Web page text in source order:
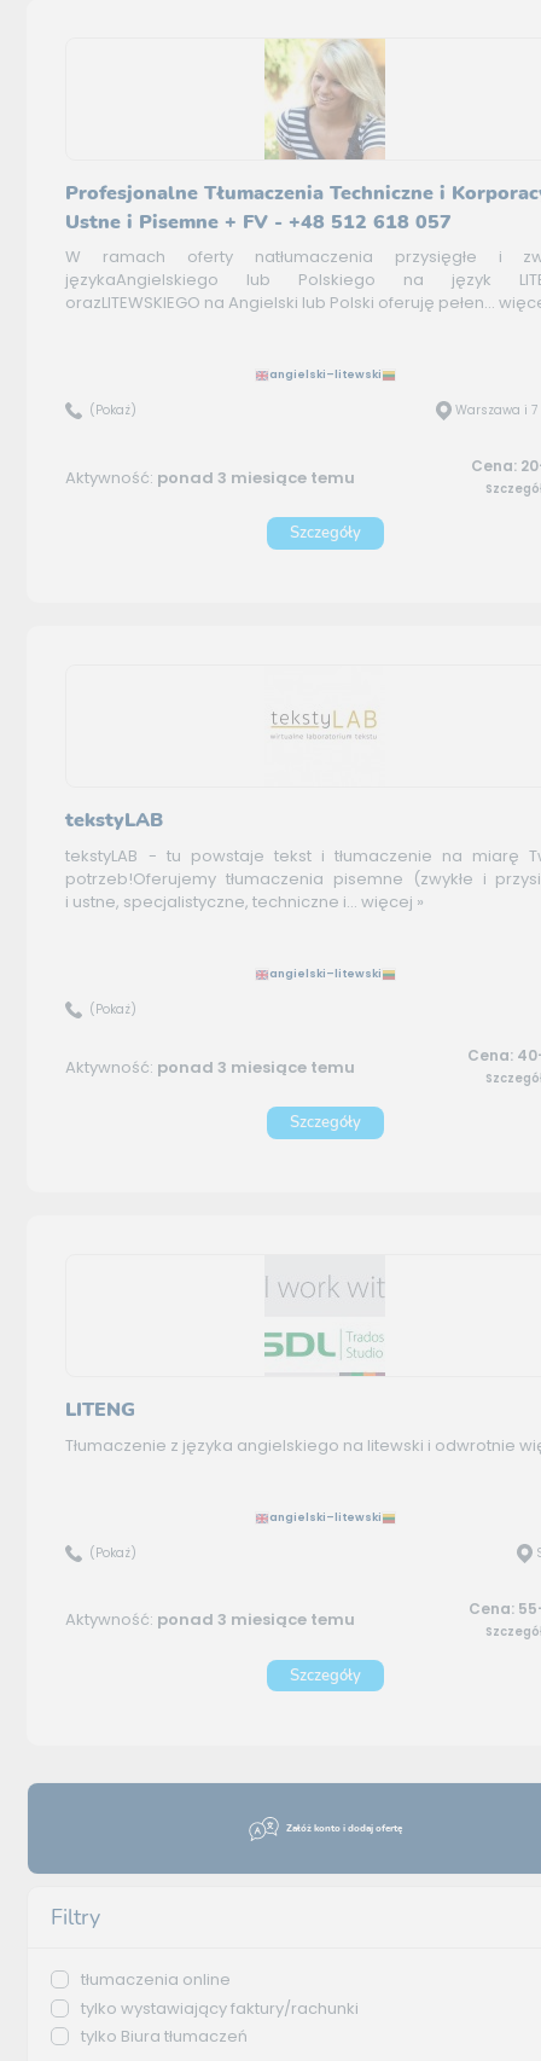
Załóż konto i dodaj ofertę
Filtry
tłumaczenia online
tylko wystawiający faktury/rachunki
tylko Biura tłumaczeń
Profesjonalne Tłumaczenia Techniczne i
Ustne i Pisemne + FV - +48 512 618 057
W ramach oferty natłumaczenia przysięgłe i
językaAngielskiego lub Polskiego na język
orazLITEWSKIEGO na Angielski lub Polski oferuję pełen...
angielski–litewski
(Pokaż) Warszawa i
Aktywność: ponad 3 miesiące temu Cena:
Szczegóły
tekstyLAB
tekstyLAB - tu powstaje tekst i tłumaczenie na miarę
potrzeb!Oferujemy tłumaczenia pisemne (zwykłe i
i ustne, specjalistyczne, techniczne i... więcej »
angielski–litewski
(Pokaż)
Aktywność: ponad 3 miesiące temu Cena:
Szczegóły
LITENG
Tłumaczenie z języka angielskiego na litewski i odwrotnie
angielski–litewski
(Pokaż)
Aktywność: ponad 3 miesiące temu Cena:
Szczegóły